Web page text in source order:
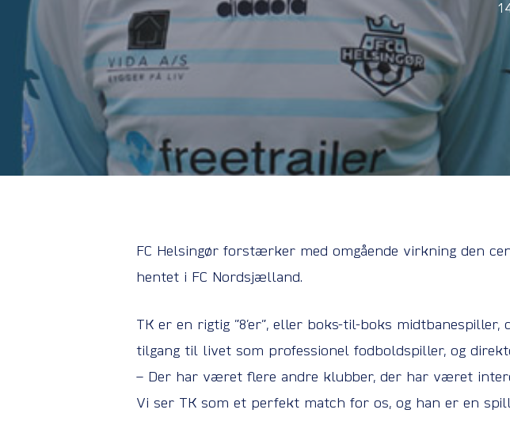
FC Helsingør forstærker med omgående virkning den
hentet i FC Nordsjælland.
TK er en rigtig ”8’er”, eller boks-til-boks
tilgang til livet som professionel fodboldspiller, og
– Der har været flere andre klubber, der har været
Vi ser TK som et perfekt match for os, og han er en